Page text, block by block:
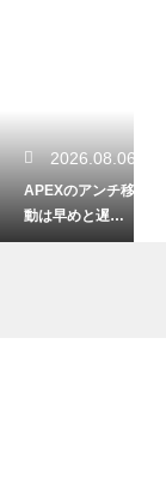
2026.08.06
APEXのアンチ移
動は早めと遅め
どちらが正解？